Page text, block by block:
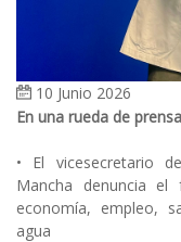
10 Junio 2026
En una rueda de
• El vicesecretario
Mancha denuncia
economía, empleo,
agua